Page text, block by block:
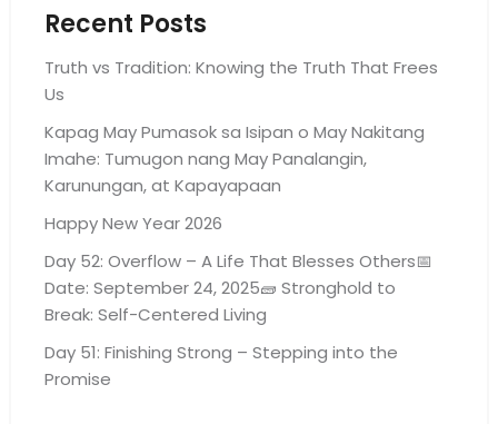
Recent Posts
Truth vs Tradition: Knowing the Truth That Frees
Us
Kapag May Pumasok sa Isipan o May Nakitang
Imahe: Tumugon nang May Panalangin,
Karunungan, at Kapayapaan
Happy New Year 2026
Day 52: Overflow – A Life That Blesses Others📅
Date: September 24, 2025🧱 Stronghold to
Break: Self-Centered Living
Day 51: Finishing Strong – Stepping into the
Promise